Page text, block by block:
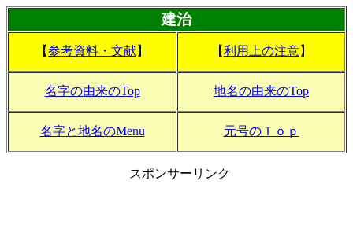
建治
【参考資料・文献】 【利用上の注意】
名字の由来のTop 地名の由来のTop
名字と地名のMenu 元号のＴｏｐ
スポンサーリンク